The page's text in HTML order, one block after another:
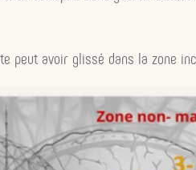
peut avoir glissé dans la zone